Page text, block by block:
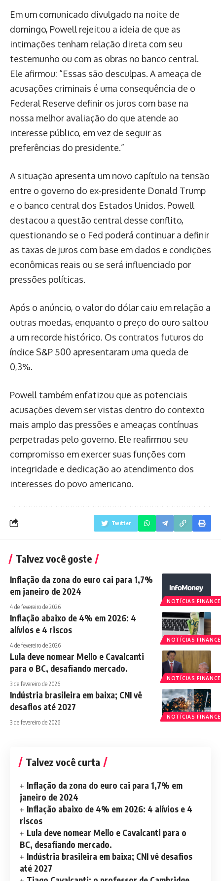
Em um comunicado divulgado na noite de
domingo, Powell rejeitou a ideia de que as
intimações tenham relação direta com seu
testemunho ou com as obras no banco central.
Ele afirmou: “Essas são desculpas. A ameaça de
acusações criminais é uma consequência de o
Federal Reserve definir os juros com base na
nossa melhor avaliação do que atende ao
interesse público, em vez de seguir as
preferências do presidente.”
A situação apresenta um novo capítulo na tensão
entre o governo do ex-presidente Donald Trump
e o banco central dos Estados Unidos. Powell
destacou a questão central desse conflito,
questionando se o Fed poderá continuar a definir
as taxas de juros com base em dados e condições
econômicas reais ou se será influenciado por
pressões políticas.
Após o anúncio, o valor do dólar caiu em relação a
outras moedas, enquanto o preço do ouro saltou
a um recorde histórico. Os contratos futuros do
índice S&P 500 apresentaram uma queda de
0,3%.
Powell também enfatizou que as potenciais
acusações devem ser vistas dentro do contexto
mais amplo das pressões e ameaças contínuas
perpetradas pelo governo. Ele reafirmou seu
compromisso em exercer suas funções com
integridade e dedicação ao atendimento dos
interesses do povo americano.
Twitter
Talvez você goste
NOTÍCIAS
Inflação da zona do euro cai para 1,7%
em janeiro de 2024
4 de fevereiro de 2026
NOTÍCIAS
Inflação abaixo de 4% em 2026: 4
alívios e 4 riscos
4 de fevereiro de 2026
NOTÍCIAS
Lula deve nomear Mello e Cavalcanti
para o BC, desafiando mercado.
3 de fevereiro de 2026
NOTÍCIAS
Indústria brasileira em baixa; CNI vê
desafios até 2027
3 de fevereiro de 2026
Talvez você curta
Inflação da zona do euro cai para 1,7% em
janeiro de 2024
Inflação abaixo de 4% em 2026: 4 alívios e 4
riscos
Lula deve nomear Mello e Cavalcanti para o
BC, desafiando mercado.
Indústria brasileira em baixa; CNI vê desafios
até 2027